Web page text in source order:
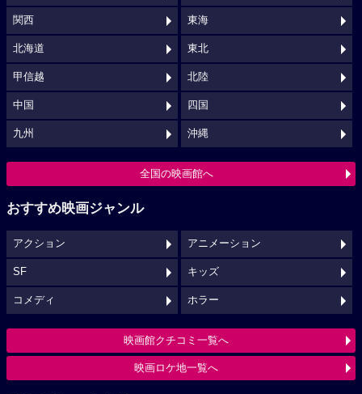
関西 東海
北海道 東北
甲信越 北陸
中国 四国
九州 沖縄
全国の映画館へ
おすすめ映画ジャンル
アクション アニメーション
SF キッズ
コメディ ホラー
映画館クチコミ一覧へ
映画ロケ地一覧へ